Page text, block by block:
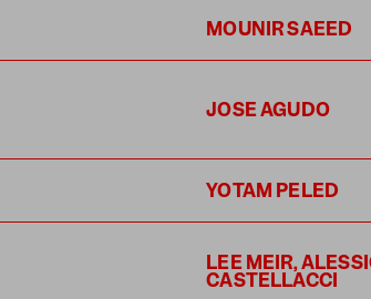
MOUNIR SAEED
JOSE AGUDO
YOTAM PELED
LEE MEIR,
CASTELLACCI